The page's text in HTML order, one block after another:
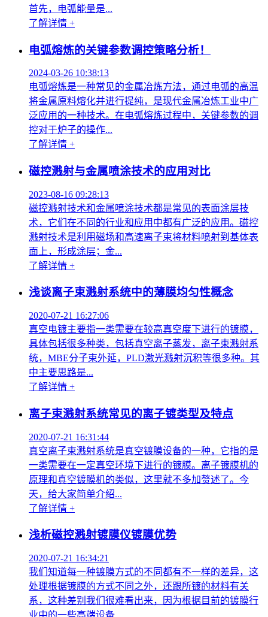
首先，电弧能量是...
了解详情 +
电弧熔炼的关键参数调控策略分析！
2024-03-26 10:38:13
电弧熔炼是一种常见的金属冶炼方法，通过电弧的高温
将金属原料熔化并进行提纯，是现代金属冶炼工业中广
泛应用的一种技术。在电弧熔炼过程中，关键参数的调
控对于炉子的操作...
了解详情 +
磁控溅射与金属喷涂技术的应用对比
2023-08-16 09:28:13
磁控溅射技术和金属喷涂技术都是常见的表面涂层技
术，它们在不同的行业和应用中都有广泛的应用。磁控
溅射技术是利用磁场和高速离子束将材料喷射到基体表
面上，形成涂层；金...
了解详情 +
浅谈离子束溅射系统中的薄膜均匀性概念
2020-07-21 16:27:06
真空电镀主要指一类需要在较高真空度下进行的镀膜，
具体包括很多种类，包括真空离子蒸发，离子束溅射系
统，MBE分子束外延，PLD激光溅射沉积等很多种。其
中主要思路是...
了解详情 +
离子束溅射系统常见的离子镀类型及特点
2020-07-21 16:31:44
真空离子束溅射系统是真空镀膜设备的一种，它指的是
一类需要在一定真空环境下进行的镀膜。离子镀膜机的
原理和真空镀膜机的类似，这里就不多加赘述了。今
天，给大家简单介绍...
了解详情 +
浅析磁控溅射镀膜仪镀膜优势
2020-07-21 16:34:21
我们知道每一种镀膜方式的不同都有不一样的差异，这
处理根据镀膜的方式不同之外，还跟所镀的材料有关
系，这种差别我们很难看出来，因为根据目前的镀膜行
业中的一些高端设备...